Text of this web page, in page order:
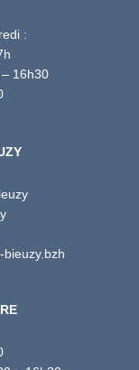
:
16h30
bieuzy.bzh